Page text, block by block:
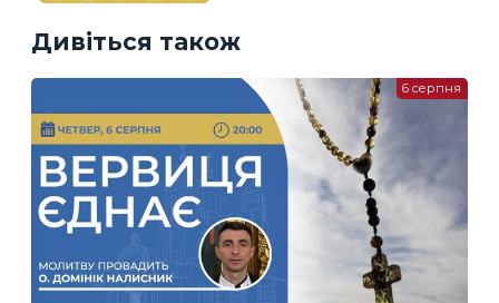
Дивіться також
6 серпня